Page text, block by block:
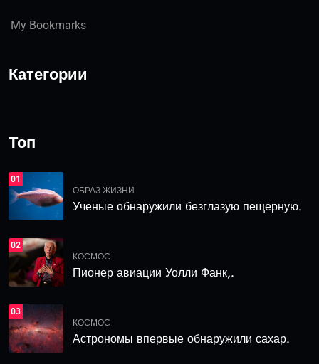
My Bookmarks
Категории
Топ
01
ОБРАЗ ЖИЗНИ
Ученые обнаружили безглазую пещерную.
02
КОСМОС
Пионер авиации Уолли Фанк,.
03
КОСМОС
Астрономы впервые обнаружили сахар.